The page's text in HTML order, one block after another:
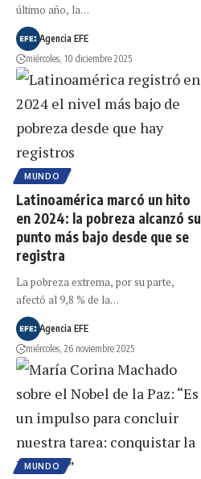
último año, la…
Agencia EFE
miércoles, 10 diciembre 2025
MUNDO
Latinoamérica marcó un hito
en 2024: la pobreza alcanzó su
punto más bajo desde que se
registra
La pobreza extrema, por su parte,
afectó al 9,8 % de la…
Agencia EFE
miércoles, 26 noviembre 2025
MUNDO